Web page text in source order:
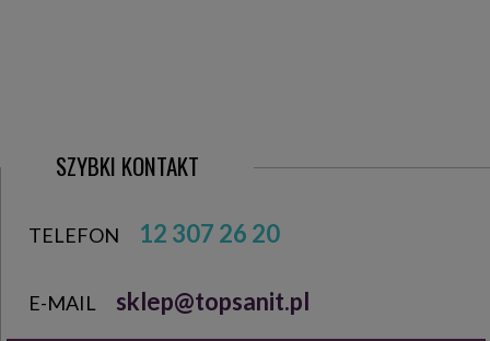
SZYBKI KONTAKT
TELEFON 12 307 26 20
E-MAIL sklep@topsanit.pl